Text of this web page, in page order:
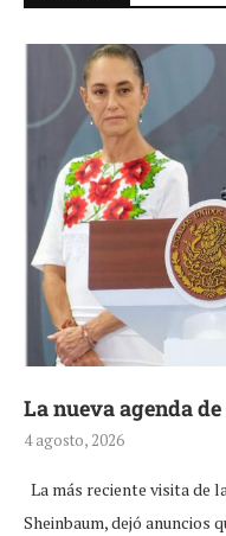
La nueva agenda
4 agosto, 2026
La más reciente visita de
Sheinbaum, dejó anuncios